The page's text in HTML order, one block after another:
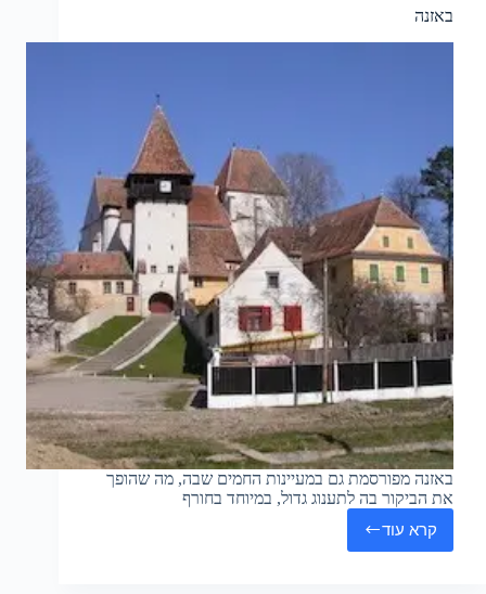
באזנה
באזנה מפורסמת גם במעיינות החמים שבה, מה שהופך
את הביקור בה לתענוג גדול, במיוחד בחורף
קרא עוד
באזנה